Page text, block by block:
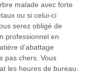
malade avec forte
ou si celui-ci
serez obligé de
professionnel en
d’abattage
pas chers. Vous
les heures de bureau.